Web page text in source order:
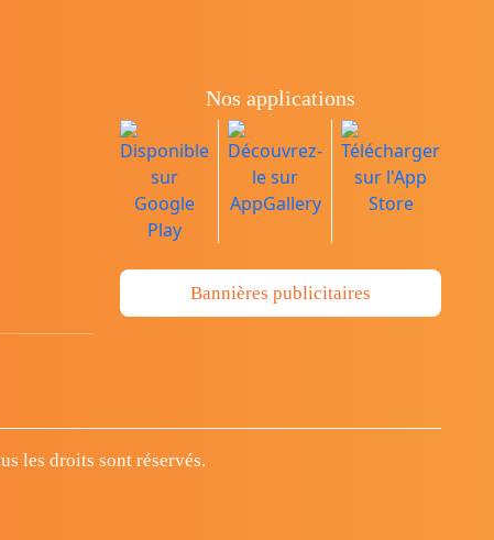
Nos applications
Bannières publicitaires
les droits sont réservés.